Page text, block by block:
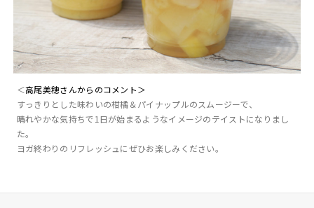
＜高尾美穂さんからのコメント＞
すっきりとした味わいの柑橘＆パイナップルのスムージーで、
晴れやかな気持ちで1日が始まるようなイメージのテイストになりまし
た。
ヨガ終わりのリフレッシュにぜひお楽しみください。